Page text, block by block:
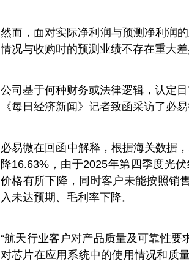
然而，面对实际净利润与预测净利润
情况与收购时的预测业绩不存在重大差
公司基于何种财务或法律逻辑，认定
《每日经济新闻》记者致函采访了必
必易微在回函中解释，根据海关数据
降16.63%，由于2025年第四季度光
价格有所下降，同时客户未能按照销
入未达预期、毛利率下降。
“航天行业客户对产品质量及可靠性
对芯片在应用系统中的使用情况和质